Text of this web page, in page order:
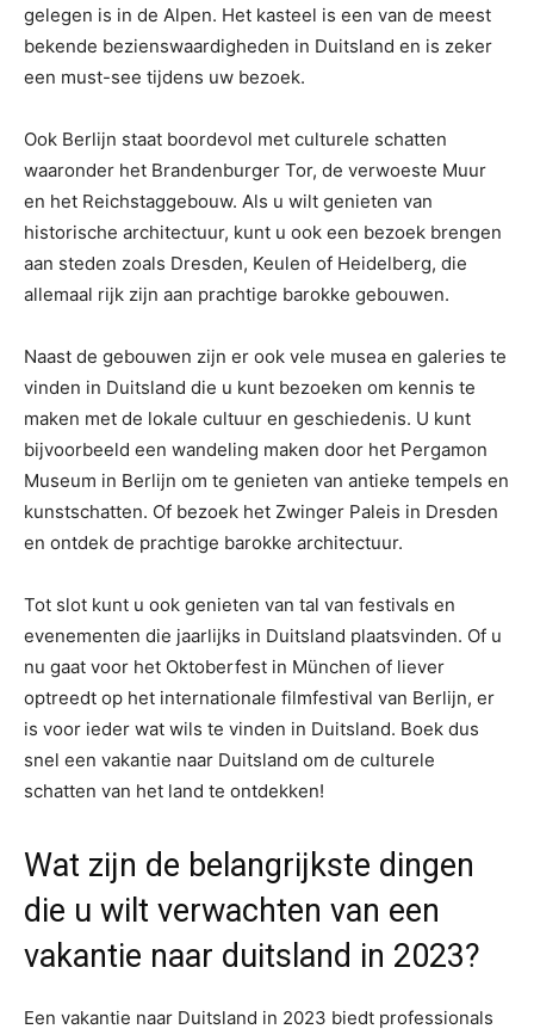
gelegen is in de Alpen. Het kasteel is een van de meest
bekende bezienswaardigheden in Duitsland en is zeker
een must-see tijdens uw bezoek.
Ook Berlijn staat boordevol met culturele schatten
waaronder het Brandenburger Tor, de verwoeste Muur
en het Reichstaggebouw. Als u wilt genieten van
historische architectuur, kunt u ook een bezoek brengen
aan steden zoals Dresden, Keulen of Heidelberg, die
allemaal rijk zijn aan prachtige barokke gebouwen.
Naast de gebouwen zijn er ook vele musea en galeries te
vinden in Duitsland die u kunt bezoeken om kennis te
maken met de lokale cultuur en geschiedenis. U kunt
bijvoorbeeld een wandeling maken door het Pergamon
Museum in Berlijn om te genieten van antieke tempels en
kunstschatten. Of bezoek het Zwinger Paleis in Dresden
en ontdek de prachtige barokke architectuur.
Tot slot kunt u ook genieten van tal van festivals en
evenementen die jaarlijks in Duitsland plaatsvinden. Of u
nu gaat voor het Oktoberfest in München of liever
optreedt op het internationale filmfestival van Berlijn, er
is voor ieder wat wils te vinden in Duitsland. Boek dus
snel een vakantie naar Duitsland om de culturele
schatten van het land te ontdekken!
Wat zijn de belangrijkste dingen
die u wilt verwachten van een
vakantie naar duitsland in 2023?
Een vakantie naar Duitsland in 2023 biedt professionals